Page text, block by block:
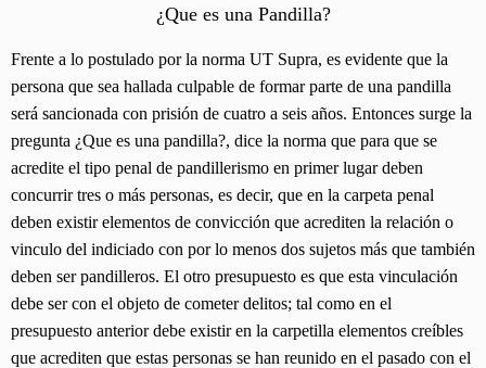
¿Que es una Pandilla?
Frente a lo postulado por la norma UT Supra, es evidente que la
persona que sea hallada culpable de formar parte de una pandilla
será sancionada con prisión de cuatro a seis años. Entonces surge la
pregunta ¿Que es una pandilla?, dice la norma que para que se
acredite el tipo penal de pandillerismo en primer lugar deben
concurrir tres o más personas, es decir, que en la carpeta penal
deben existir elementos de convicción que acrediten la relación o
vinculo del indiciado con por lo menos dos sujetos más que también
deben ser pandilleros. El otro presupuesto es que esta vinculación
debe ser con el objeto de cometer delitos; tal como en el
presupuesto anterior debe existir en la carpetilla elementos creíbles
que acrediten que estas personas se han reunido en el pasado con el